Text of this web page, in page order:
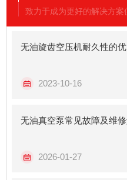
致力于成为更好的解决方案
无油旋齿空压机耐久性的
2023-10-16
无油真空泵常见故障及维
2026-01-27